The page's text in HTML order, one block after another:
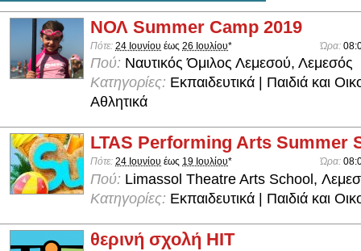
ΝΟΛ Summer Camp 2019
Πότε: 24 Ιουνίου έως 26 Ιουλίου* Ώρα:
Πού: Ναυτικός Όμιλος Λεμεσού, Λεμεσός
Κατηγορίες: Εκπαιδευτικά | Παιδιά και
Αθλητικά
LTAS Performing Arts Summer
Πότε: 24 Ιουνίου έως 19 Ιουλίου* Ώρα:
Πού: Limassol Theatre Arts School,
Κατηγορίες: Εκπαιδευτικά | Παιδιά και
θερινή σχολή ΗΙΤ